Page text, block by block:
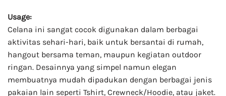
Usage:
Celana ini sangat cocok digunakan dalam berbagai
aktivitas sehari-hari, baik untuk bersantai di rumah,
hangout bersama teman, maupun kegiatan outdoor
ringan. Desainnya yang simpel namun elegan
membuatnya mudah dipadukan dengan berbagai jenis
pakaian lain seperti Tshirt, Crewneck/Hoodie, atau jaket.